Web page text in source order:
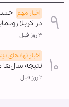
اخبار مهم
در کربلا
۳ روز قبل
اخبار نهادهای
نتیجه سال‌ها
۲ روز قبل